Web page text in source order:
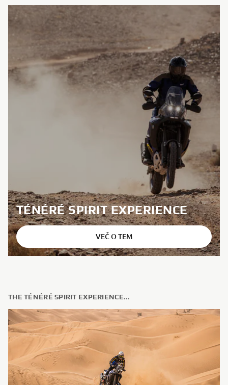
TÉNÉRÉ SPIRIT EXPERIENCE
VEČ O TEM
THE TÉNÉRÉ SPIRIT EXPERIENCE...